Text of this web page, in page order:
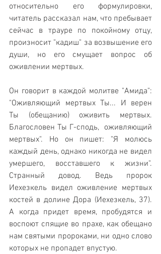
относительно его формулировки,
читатель рассказал нам, что пребывает
сейчас в трауре по покойному отцу,
произносит "кадиш" за возвышение его
души, но его смущает вопрос об
оживлении мертвых.
Он говорит в каждой молитве "Амида":
"Оживляющий мертвых Ты... И верен
Ты (обещанию) оживить мертвых.
Благословен Ты Г-сподь,  оживляющий
мертвых". Но он пишет: "Я молюсь
каждый день, однако никогда не видел
умершего, восставшего к жизни".
Странный довод. Ведь пророк
Иехезкель видел оживление мертвых
костей в долине Дора (Иехезкель, 37).
А когда придет время, пробудятся и
воспоют спящие во прахе, как обещано
нам святыми пророками, ни одно слово
которых не пропадет впустую.